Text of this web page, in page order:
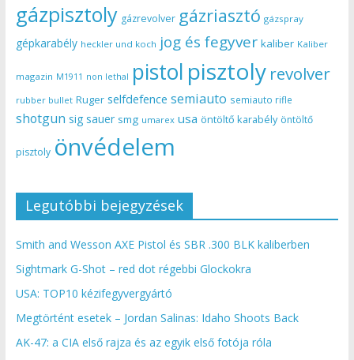
gázpisztoly gázrevolver gázriasztó gázspray
gépkarabély heckler und koch jog és fegyver kaliber Kaliber
magazin M1911 non lethal pistol pisztoly revolver
rubber bullet Ruger selfdefence semiauto semiauto rifle
shotgun sig sauer smg umarex usa öntöltő karabély öntöltő
pisztoly önvédelem
Legutóbbi bejegyzések
Smith and Wesson AXE Pistol és SBR .300 BLK kaliberben
Sightmark G-Shot – red dot régebbi Glockokra
USA: TOP10 kézifegyvergyártó
Megtörtént esetek – Jordan Salinas: Idaho Shoots Back
AK-47: a CIA első rajza és az egyik első fotója róla